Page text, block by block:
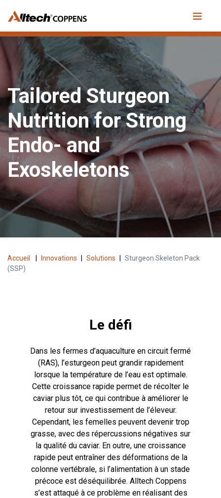
Tailored Sturgeon
Nutrition for Strong
Endo- and
Exoskeletons
Accueil Innovations Solutions
Sturgeon Skeleton Pack
(SSP)
Le défi
Dans les fermes d’aquaculture en circuit fermé
(RAS), l’esturgeon peut grandir rapidement
lorsque la température de l’eau est optimale.
Cette croissance rapide permet de récolter le
caviar plus tôt, ce qui contribue à améliorer le
retour sur investissement de l’éleveur.
Cependant, les femelles peuvent devenir trop
grasse, avec des répercussions négatives sur
la qualité du caviar. En outre, une croissance
rapide peut entraîner des déformations de la
colonne vertébrale, si l’alimentation à un stade
précoce est déséquilibrée. Alltech Coppens
s’est attaqué à ce problème en réalisant des